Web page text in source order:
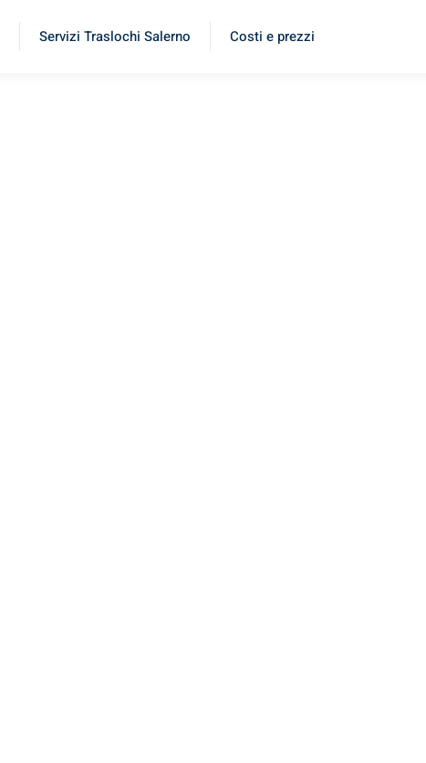
Servizi Traslochi Salerno Costi e prezzi